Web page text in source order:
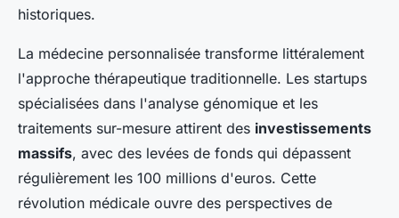
historiques.
La médecine personnalisée transforme littéralement
l'approche thérapeutique traditionnelle. Les startups
spécialisées dans l'analyse génomique et les
traitements sur-mesure attirent des investissements
massifs, avec des levées de fonds qui dépassent
régulièrement les 100 millions d'euros. Cette
révolution médicale ouvre des perspectives de